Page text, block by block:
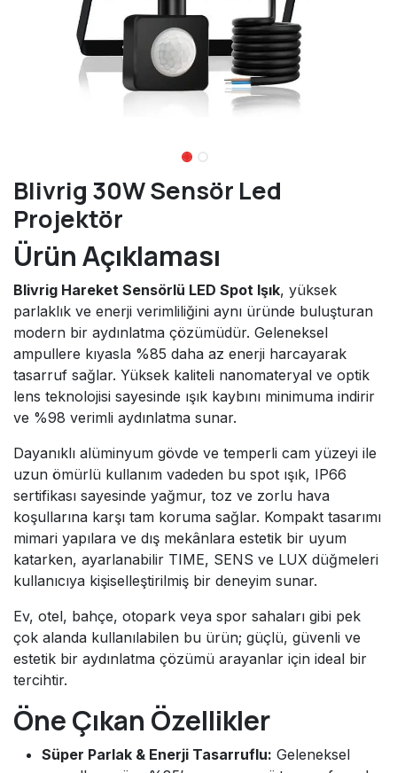
Blivrig 30W Sensör Led
Projektör
Ürün Açıklaması
Blivrig Hareket Sensörlü LED Spot Işık, yüksek
parlaklık ve enerji verimliliğini aynı üründe buluşturan
modern bir aydınlatma çözümüdür. Geleneksel
ampullere kıyasla %85 daha az enerji harcayarak
tasarruf sağlar. Yüksek kaliteli nanomateryal ve optik
lens teknolojisi sayesinde ışık kaybını minimuma indirir
ve %98 verimli aydınlatma sunar.
Dayanıklı alüminyum gövde ve temperli cam yüzeyi ile
uzun ömürlü kullanım vadeden bu spot ışık, IP66
sertifikası sayesinde yağmur, toz ve zorlu hava
koşullarına karşı tam koruma sağlar. Kompakt tasarımı
mimari yapılara ve dış mekânlara estetik bir uyum
katarken, ayarlanabilir TIME, SENS ve LUX düğmeleri
kullanıcıya kişiselleştirilmiş bir deneyim sunar.
Ev, otel, bahçe, otopark veya spor sahaları gibi pek
çok alanda kullanılabilen bu ürün; güçlü, güvenli ve
estetik bir aydınlatma çözümü arayanlar için ideal bir
tercihtir.
Öne Çıkan Özellikler
Süper Parlak & Enerji Tasarruflu: Geleneksel